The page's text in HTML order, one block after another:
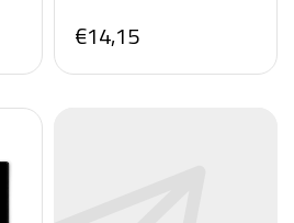
Mousepad
€14,15